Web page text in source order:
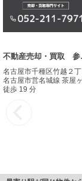
不
名古屋市千種区竹越２丁
名古屋市営名城線 茶屋
徒歩 19 分